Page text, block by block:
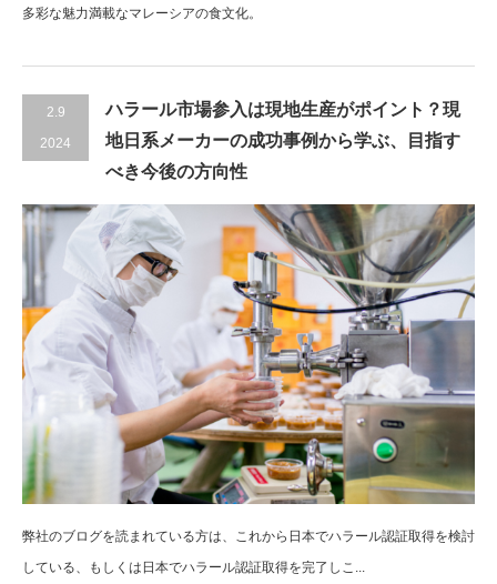
多彩な魅力満載なマレーシアの食文化。
2.9
2024
ハラール市場参入は現地生産がポイント？現
地日系メーカーの成功事例から学ぶ、目指す
べき今後の方向性
弊社のブログを読まれている方は、これから日本でハラール認証取得を検討
している、もしくは日本でハラール認証取得を完了しこ...